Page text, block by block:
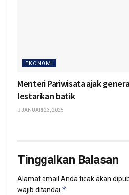
EKONOMI
Menteri Pariwisata ajak
lestarikan batik
JANUARI 23, 2025
Tinggalkan Balasan
Alamat email Anda tidak akan
wajib ditandai *